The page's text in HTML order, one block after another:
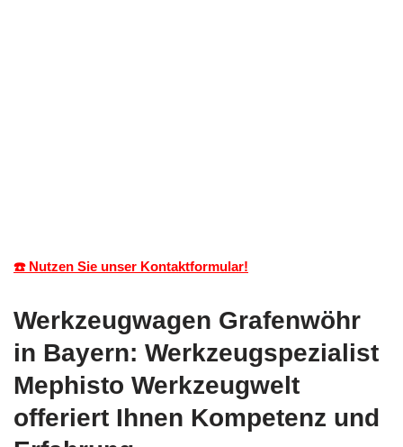
☎️ Nutzen Sie unser Kontaktformular!
Werkzeugwagen Grafenwöhr
in Bayern: Werkzeugspezialist
Mephisto Werkzeugwelt
offeriert Ihnen Kompetenz und